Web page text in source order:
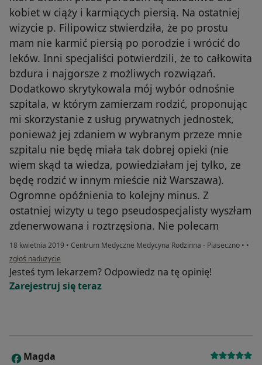
kobiet w ciąży i karmiących piersią. Na ostatniej
wizycie p. Filipowicz stwierdziła, że po prostu
mam nie karmić piersią po porodzie i wrócić do
leków. Inni specjaliści potwierdzili, że to całkowita
bzdura i najgorsze z możliwych rozwiązań.
Dodatkowo skrytykowala mój wybór odnośnie
szpitala, w którym zamierzam rodzić, proponując
mi skorzystanie z usług prywatnych jednostek,
ponieważ jej zdaniem w wybranym przeze mnie
szpitalu nie będę miała tak dobrej opieki (nie
wiem skąd ta wiedza, powiedziałam jej tylko, ze
będę rodzić w innym mieście niż Warszawa).
Ogromne opóźnienia to kolejny minus. Z
ostatniej wizyty u tego pseudospecjalisty wyszłam
zdenerwowana i roztrzęsiona. Nie polecam
18 kwietnia 2019 • Centrum Medyczne Medycyna Rodzinna - Piaseczno • •
w opinii użytkownika Magdalena
zgłoś nadużycie
Jesteś tym lekarzem? Odpowiedz na tę opinię!
Zarejestruj się teraz
M Magda